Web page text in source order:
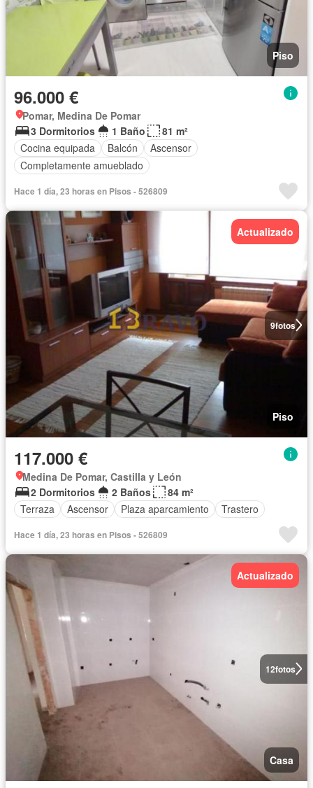
Piso
96.000 €
Pomar, Medina De Pomar
3 Dormitorios
1 Baño
81 m²
Cocina equipada
Balcón
Ascensor
Completamente amueblado
Hace 1 día, 23 horas en Pisos - 526809
9fotos
Actualizado
Piso
117.000 €
Medina De Pomar, Castilla y León
2 Dormitorios
2 Baños
84 m²
Terraza
Ascensor Plaza aparcamiento Trastero
Hace 1 día, 23 horas en Pisos - 526809
12fotos
Actualizado
Casa